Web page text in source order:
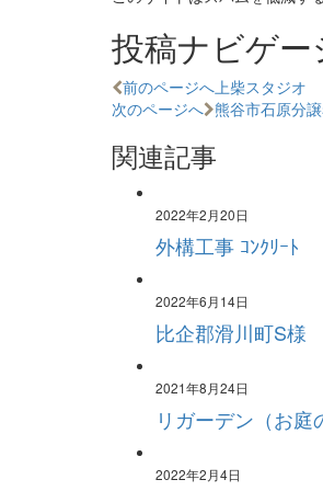
投稿ナビゲー
前のページへ上柴スタジオ
次のページへ 熊谷市石原分
関連記事
2022年2月20日
外構工事 ｺﾝｸﾘｰﾄ
2022年6月14日
比企郡滑川町S様
2021年8月24日
リガーデン（お
2022年2月4日